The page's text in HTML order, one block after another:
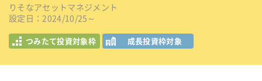
りそなアセットマネジメント
設定日：2024/10/25～
つみたて投資対象枠 成長投資枠対象